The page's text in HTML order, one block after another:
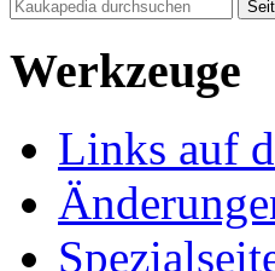
Werkzeuge
Links auf